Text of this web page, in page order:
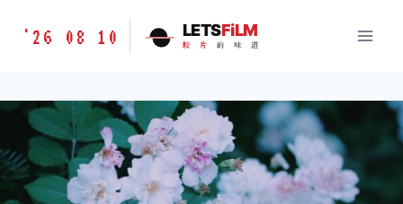
胶
味
道
LETSFILM
'26 08 10 LETSFiLM
胶 片 的 味 道